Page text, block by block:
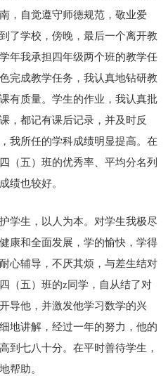
，自觉遵守师德规范，敬业爱
了学校，傍晚，最后一个离开教
年我承担四年级两个班的教学任
完成教学任务，我认真地钻研教
有质量。学生的作业，我认真批
，都记有课后记录，并及时反
我所任的学科成绩明显提高。在
（五）班的优秀率、平均分名列
绩也较好。
学生，以人为本。对学生我极尽
康和全面发展，学的愉快，学得
心辅导，不厌其烦，与差生结对
（五）班的z同学，自从结了对
导他，并激发他学习数学的兴
地讲解，经过一年的努力，他的
到七八十分。在平时善待学生，
帮助。